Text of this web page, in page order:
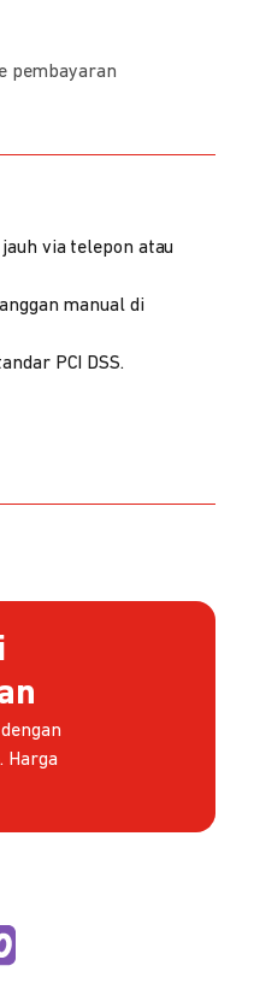
pembayaran
via telepon atau
manual di
PCI DSS.
Harga